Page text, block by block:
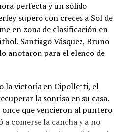
perfecta y un sólido
superó con creces a Sol de
en zona de clasificación en
Santiago Vásquez, Bruno
anotaron para el elenco de
la victoria en Cipolletti, el
la sonrisa en su casa.
once que vencieron al puntero
comerse la cancha y a no